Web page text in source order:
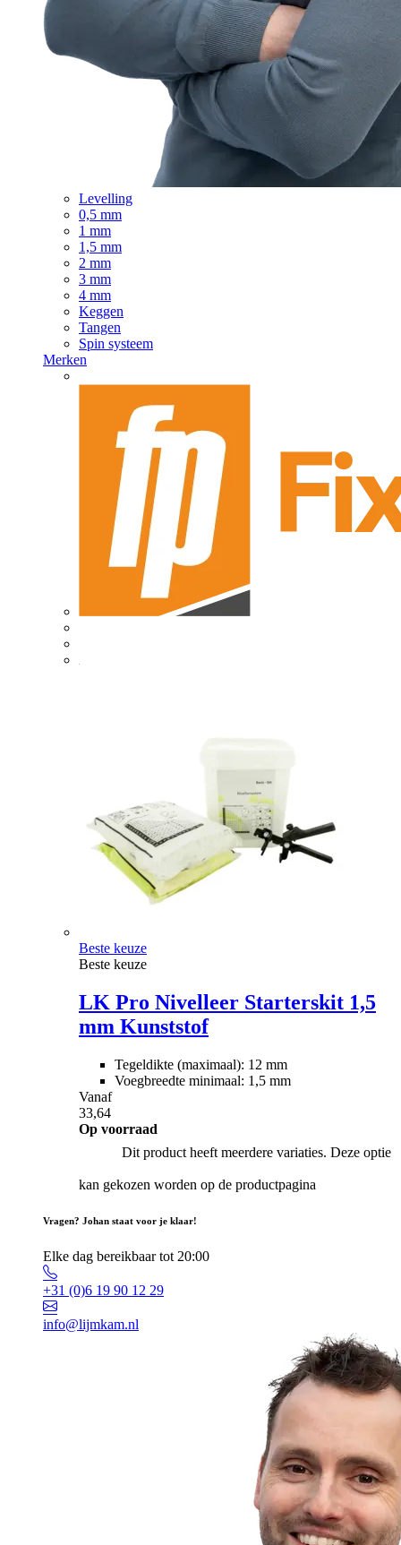
Levelling
0,5 mm
1 mm
1,5 mm
2 mm
3 mm
4 mm
Keggen
Tangen
Spin systeem
Merken
Beste keuze
Beste keuze
LK Pro Nivelleer Starterskit 1,5
mm Kunststof
Tegeldikte (maximaal): 12 mm
Voegbreedte minimaal: 1,5 mm
Vanaf
33,64
Op voorraad
Dit product heeft meerdere variaties. Deze optie
kan gekozen worden op de productpagina
Vragen? Johan staat voor je klaar!
Elke dag bereikbaar tot 20:00
+31 (0)6 19 90 12 29
info@lijmkam.nl